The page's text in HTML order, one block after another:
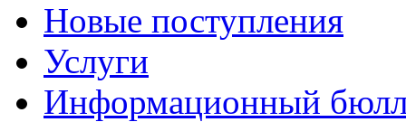
Новые поступления
Услуги
Информационный